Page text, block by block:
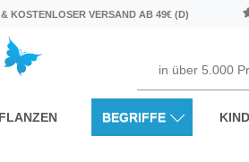
KOSTENLOSER VERSAND AB 49€ (D)
BEGRIFFE